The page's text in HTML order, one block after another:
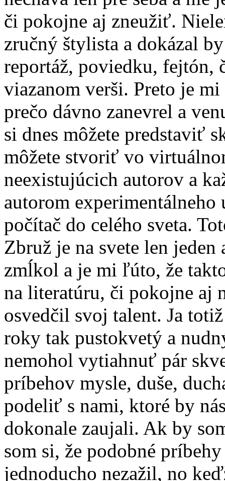
či pokojne aj zneužiť.
zručný štylista a dokázal
reportáž, poviedku,
viazanom verši. Preto je
prečo dávno zanevrel a
si dnes môžete predstaviť
môžete stvoriť vo
neexistujúcich autorov a
autorom experimentálneho
počítač do celého sveta.
Zbruž je na svete len
zmĺkol a je mi ľúto, že
na literatúru, či pokojne aj
osvedčil svoj talent. Ja
roky tak pustokvetý a
nemohol vytiahnuť pár
príbehov mysle, duše,
podeliť s nami, ktoré by
dokonale zaujali. Ak by
som si, že podobné
jednoducho nezažil, no